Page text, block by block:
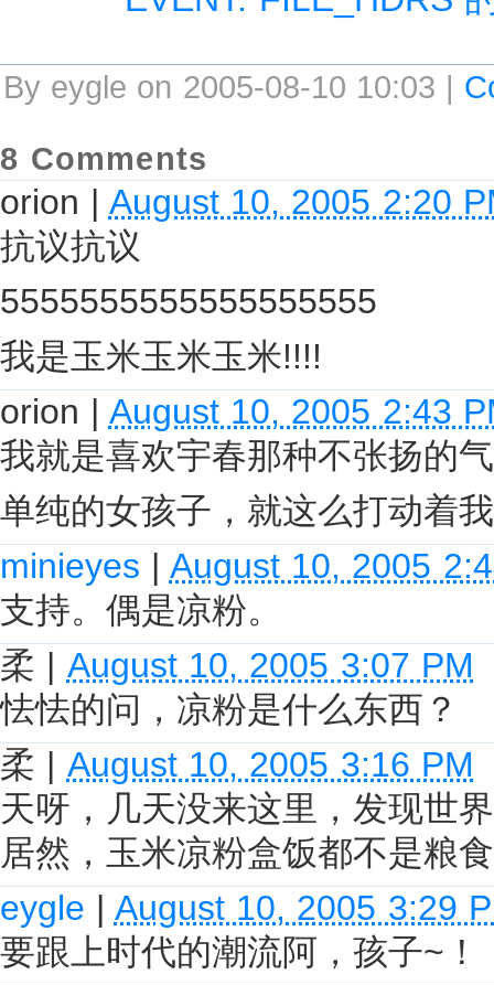
By eygle on 2005-08-10 10:03 |
8 Comments
orion | August 10, 2005 2:20
抗议抗议
5555555555555555555
我是玉米玉米玉米!!!!
orion | August 10, 2005 2:43
我就是喜欢宇春那种不张扬的
单纯的女孩子，就这么打动着
minieyes | August 10, 2005
支持。偶是凉粉。
柔 | August 10, 2005 3:07 PM
怯怯的问，凉粉是什么东西？
柔 | August 10, 2005 3:16 PM
天呀，几天没来这里，发现世
居然，玉米凉粉盒饭都不是粮
eygle | August 10, 2005 3:29
要跟上时代的潮流阿，孩子~！